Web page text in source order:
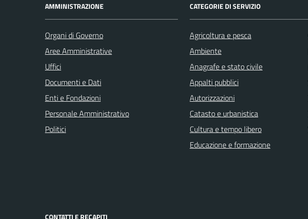
AMMINISTRAZIONE
Organi di Governo
Aree Amministrative
Uffici
Documenti e Dati
Enti e Fondazioni
Personale Amministrativo
Politici
CATEGORIE DI SERVIZIO
Agricoltura e pesca
Ambiente
Anagrafe e stato civile
Appalti pubblici
Autorizzazioni
Catasto e urbanistica
Cultura e tempo libero
Educazione e formazione
CONTATTI E RECAPITI